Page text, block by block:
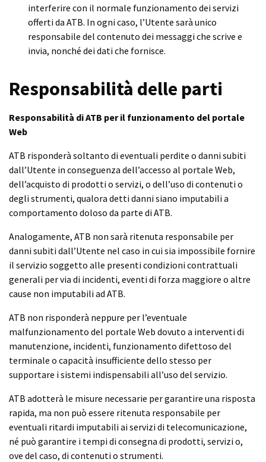
interferire con il normale funzionamento dei servizi
offerti da ATB. In ogni caso, l’Utente sarà unico
responsabile del contenuto dei messaggi che scrive e
invia, nonché dei dati che fornisce.
Responsabilità delle parti
Responsabilità di ATB per il funzionamento del portale
Web
ATB risponderà soltanto di eventuali perdite o danni subiti
dall’Utente in conseguenza dell’accesso al portale Web,
dell’acquisto di prodotti o servizi, o dell’uso di contenuti o
degli strumenti, qualora detti danni siano imputabili a
comportamento doloso da parte di ATB.
Analogamente, ATB non sarà ritenuta responsabile per
danni subiti dall’Utente nel caso in cui sia impossibile fornire
il servizio soggetto alle presenti condizioni contrattuali
generali per via di incidenti, eventi di forza maggiore o altre
cause non imputabili ad ATB.
ATB non risponderà neppure per l’eventuale
malfunzionamento del portale Web dovuto a interventi di
manutenzione, incidenti, funzionamento difettoso del
terminale o capacità insufficiente dello stesso per
supportare i sistemi indispensabili all’uso del servizio.
ATB adotterà le misure necessarie per garantire una risposta
rapida, ma non può essere ritenuta responsabile per
eventuali ritardi imputabili ai servizi di telecomunicazione,
né può garantire i tempi di consegna di prodotti, servizi o,
ove del caso, di contenuti o strumenti.